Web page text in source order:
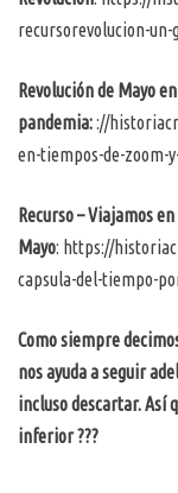
recursorevolucion-
Revolución de Mayo
pandemia:://
en-tiempos-de-zoom-
Recurso – Viajamos
Mayo: https://
capsula-del-tiempo-
Como siempre
nos ayuda a seguir
incluso descartar. Así
inferior ???